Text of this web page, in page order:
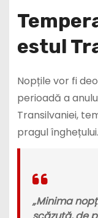
estul
Nopțile vor fi
perioadă a
Transilvaniei,
pragul înghețului.
„Minima